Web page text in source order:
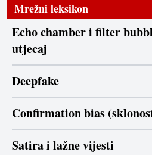
Mrežni leksikon
Echo chamber i filter
utjecaj
Deepfake
Confirmation bias
Satira i lažne vijesti